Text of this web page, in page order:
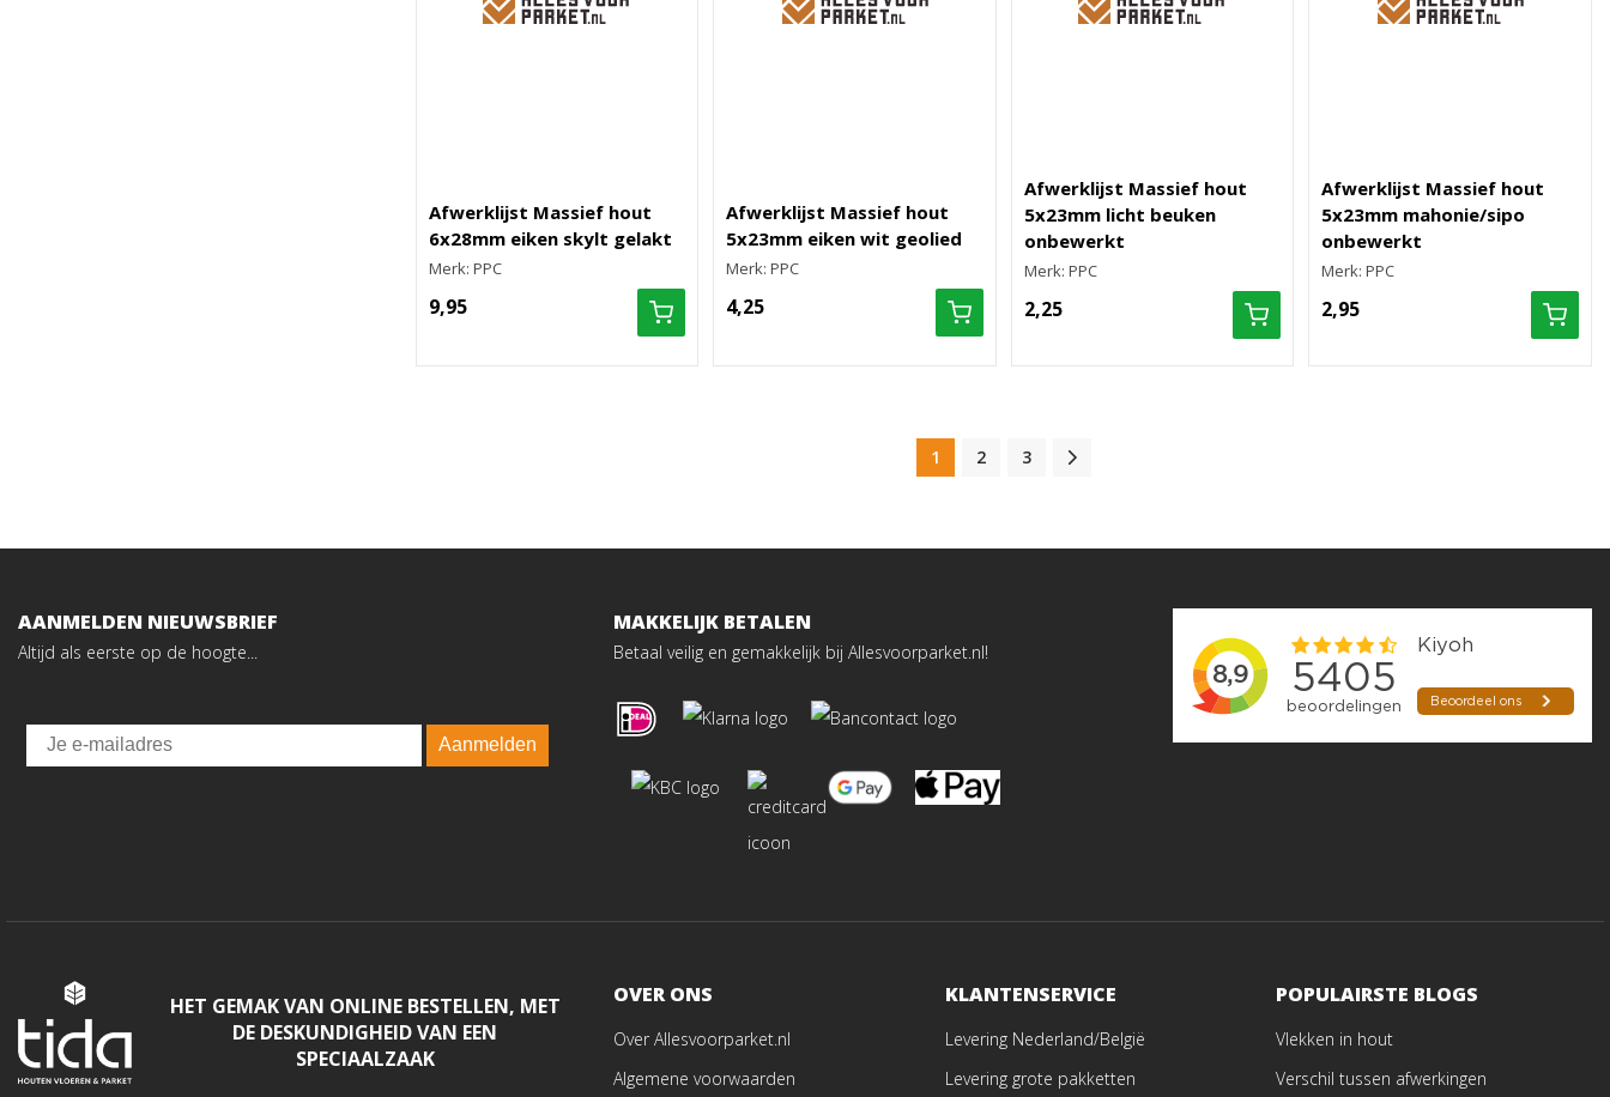
Afwerklijst Massief hout
6x28mm eiken skylt gelakt
Merk: PPC
9,95
Afwerklijst Massief hout
5x23mm eiken wit geolied
Merk: PPC
4,25
Afwerklijst Massief hout
5x23mm licht beuken
onbewerkt
Merk: PPC
2,25
Afwerklijst Massief hout
5x23mm mahonie/sipo
onbewerkt
Merk: PPC
2,95
1 2 3
AANMELDEN NIEUWSBRIEF
Altijd als eerste op de hoogte...
Email
Aanmelden
MAKKELIJK BETALEN
Betaal veilig en gemakkelijk bij Allesvoorparket.nl!
HET GEMAK VAN ONLINE BESTELLEN, MET
DE DESKUNDIGHEID VAN EEN
SPECIAALZAAK
OVER ONS
Over Allesvoorparket.nl
Algemene voorwaarden
KLANTENSERVICE
Levering Nederland/België
Levering grote pakketten
POPULAIRSTE BLOGS
Vlekken in hout
Verschil tussen afwerkingen